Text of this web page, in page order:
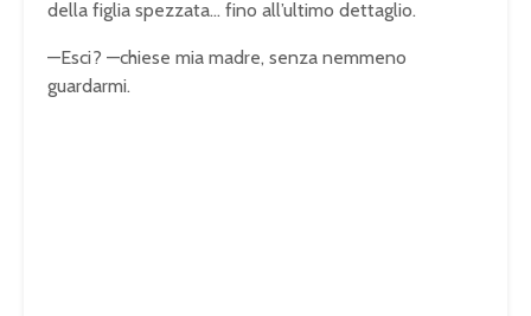
della figlia spezzata… fino all’ultimo dettaglio.
—Esci? —chiese mia madre, senza nemmeno
guardarmi.